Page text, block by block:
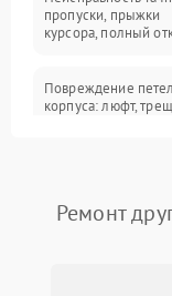
Сеть и интернет
пропуски, прыжки
курсора, полный
Повреждение
корпуса: люфт,
невозможность
Ремонт